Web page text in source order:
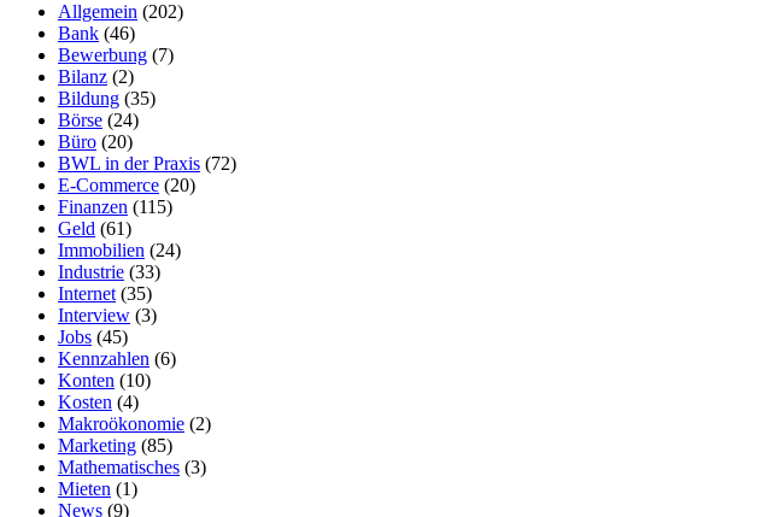
Allgemein (202)
Bank (46)
Bewerbung (7)
Bilanz (2)
Bildung (35)
Börse (24)
Büro (20)
BWL in der Praxis (72)
E-Commerce (20)
Finanzen (115)
Geld (61)
Immobilien (24)
Industrie (33)
Internet (35)
Interview (3)
Jobs (45)
Kennzahlen (6)
Konten (10)
Kosten (4)
Makroökonomie (2)
Marketing (85)
Mathematisches (3)
Mieten (1)
News (9)